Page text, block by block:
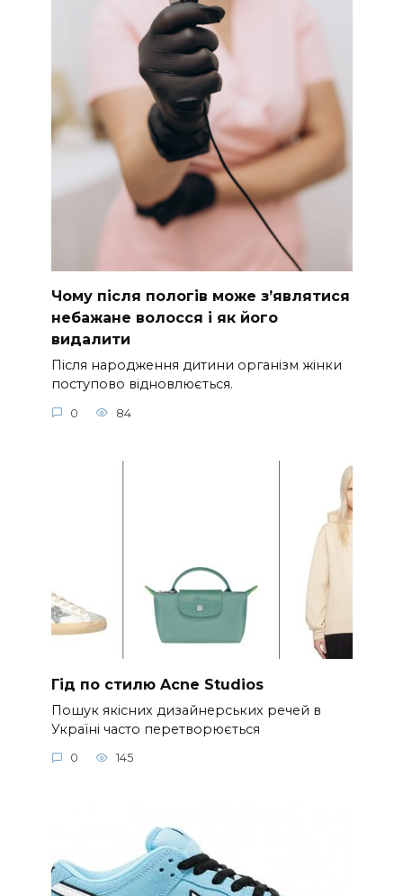
Чому після пологів може з’являтися
небажане волосся і як його
видалити
Після народження дитини організм жінки
поступово відновлюється.
0 84
Гід по стилю Acne Studios
Пошук якісних дизайнерських речей в
Україні часто перетворюється
0 145